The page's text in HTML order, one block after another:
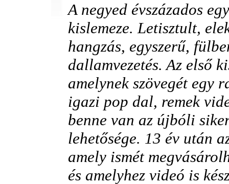
A negyed évszázados
kislemeze. Letisztult,
hangzás, egyszerű,
dallamvezetés. Az első
amelynek szövegét egy
igazi pop dal, remek
benne van az újbóli
lehetősége. 13 év után
amely ismét
és amelyhez videó is